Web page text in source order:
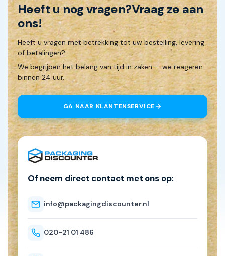
Heeft u nog vragen?Vraag ze aan
ons!
Heeft u vragen met betrekking tot uw bestelling, levering
of betalingen?
We begrijpen het belang van tijd in zaken — we reageren
binnen 24 uur.
GA NAAR KLANTENSERVICE
Of neem direct contact met ons op:
info@packagingdiscounter.nl
020-21 01 486